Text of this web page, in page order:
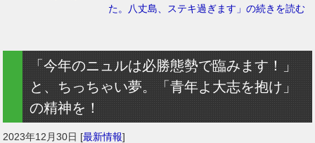
た。八丈島、ステキ過ぎます」の続きを読む
「今年のニュルは必勝態勢で臨みます！」
と、ちっちゃい夢。「青年よ大志を抱け」
の精神を！
2023年12月30日 [最新情報]